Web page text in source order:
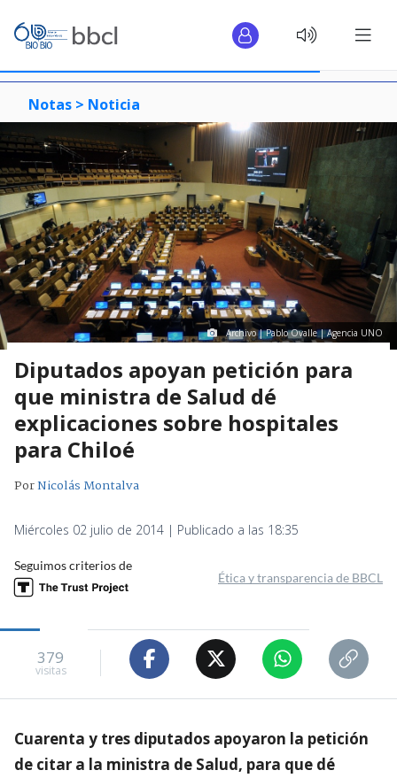
Notas > Noticia
Archivo | Pablo Ovalle | Agencia UNO
Diputados apoyan petición para
que ministra de Salud dé
explicaciones sobre hospitales
para Chiloé
PorNicolás Montalva
Miércoles 02 julio de 2014 | Publicado a las 18:35
Seguimos criterios de
Ética y transparencia de BBCL
379
visitas
Cuarenta y tres diputados apoyaron la petición
de citar a la ministra de Salud, para que dé